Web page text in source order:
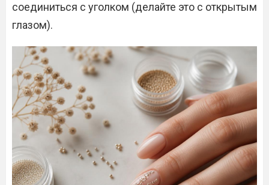
соединиться с уголком (делайте это с открытым
глазом).